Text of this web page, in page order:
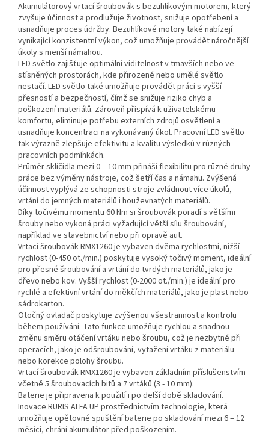
Akumulátorový vrtací šroubovák s bezuhlíkovým motorem, který
zvyšuje účinnost a prodlužuje životnost, snižuje opotřebení a
usnadňuje proces údržby. Bezuhlíkové motory také nabízejí
vynikající konzistentní výkon, což umožňuje provádět náročnější
úkoly s menší námahou.
LED světlo zajišťuje optimální viditelnost v tmavších nebo ve
stísněných prostorách, kde přirozené nebo umělé světlo
nestačí. LED světlo také umožňuje provádět práci s vyšší
přesností a bezpečností, čímž se snižuje riziko chyb a
poškození materiálů. Zároveň přispívá k uživatelskému
komfortu, eliminuje potřebu externích zdrojů osvětlení a
usnadňuje koncentraci na vykonávaný úkol. Pracovní LED světlo
tak výrazně zlepšuje efektivitu a kvalitu výsledků v různých
pracovních podmínkách.
Průměr sklíčidla mezi 0 – 10 mm přináší flexibilitu pro různé druhy
práce bez výměny nástroje, což šetří čas a námahu. Zvýšená
účinnost vyplývá ze schopnosti stroje zvládnout více úkolů,
vrtání do jemných materiálů i houževnatých materiálů.
Díky točivému momentu 60 Nm si šroubovák poradí s většími
šrouby nebo vykoná práci vyžadující větší sílu šroubování,
například ve stavebnictví nebo při opravě aut.
Vrtací šroubovák RMX1260 je vybaven dvěma rychlostmi, nižší
rychlost (0-450 ot./min.) poskytuje vysoký točivý moment, ideální
pro přesné šroubování a vrtání do tvrdých materiálů, jako je
dřevo nebo kov. Vyšší rychlost (0-2000 ot./min.) je ideální pro
rychlé a efektivní vrtání do měkčích materiálů, jako je plast nebo
sádrokarton.
Otočný ovladač poskytuje zvýšenou všestrannost a kontrolu
během používání. Tato funkce umožňuje rychlou a snadnou
změnu směru otáčení vrtáku nebo šroubu, což je nezbytné při
operacích, jako je odšroubování, vytažení vrtáku z materiálu
nebo korekce polohy šroubu.
Vrtací šroubovák RMX1260 je vybaven základním příslušenstvím
včetně 5 šroubovacích bitů a 7 vrtáků (3 - 10 mm).
Baterie je připravena k použití i po delší době skladování.
Inovace RURIS ALFA UP prostřednictvím technologie, která
umožňuje opětovné spuštění baterie po skladování mezi 6 – 12
měsíci, chrání akumulátor před poškozením.